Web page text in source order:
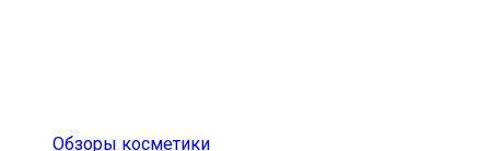
Обзоры косметики